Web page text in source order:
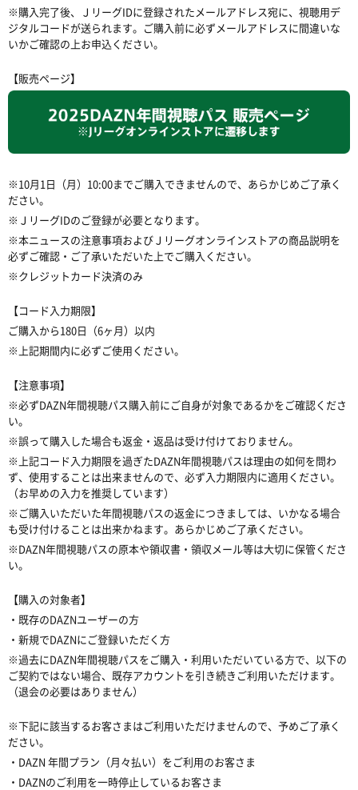
※購入完了後、ＪリーグIDに登録されたメールアドレス宛に、視聴用デ
ジタルコードが送られます。ご購入前に必ずメールアドレスに間違いな
いかご確認の上お申込ください。
【販売ページ】
※10月1日（月）10:00までご購入できませんので、あらかじめご了承く
ださい。
※ＪリーグIDのご登録が必要となります。
※本ニュースの注意事項およびＪリーグオンラインストアの商品説明を
必ずご確認・ご了承いただいた上でご購入ください。
※クレジットカード決済のみ
【コード入力期限】
ご購入から180日（6ヶ月）以内
※上記期間内に必ずご使用ください。
【注意事項】
※必ずDAZN年間視聴パス購入前にご自身が対象であるかをご確認くださ
い。
※誤って購入した場合も返金・返品は受け付けておりません。
※上記コード入力期限を過ぎたDAZN年間視聴パスは理由の如何を問わ
ず、使用することは出来ませんので、必ず入力期限内に適用ください。
（お早めの入力を推奨しています）
※ご購入いただいた年間視聴パスの返金につきましては、いかなる場合
も受け付けることは出来かねます。あらかじめご了承ください。
※DAZN年間視聴パスの原本や領収書・領収メール等は大切に保管くださ
い。
【購入の対象者】
・既存のDAZNユーザーの方
・新規でDAZNにご登録いただく方
※過去にDAZN年間視聴パスをご購入・利用いただいている方で、以下の
ご契約ではない場合、既存アカウントを引き続きご利用いただけます。
（退会の必要はありません）
※下記に該当するお客さまはご利用いただけませんので、予めご了承く
ださい。
・DAZN 年間プラン（月々払い）をご利用のお客さま
・DAZNのご利用を一時停止しているお客さま